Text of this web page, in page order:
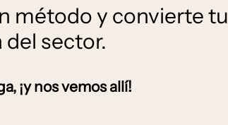
método y convierte tu
sector.
¡y nos vemos allí!